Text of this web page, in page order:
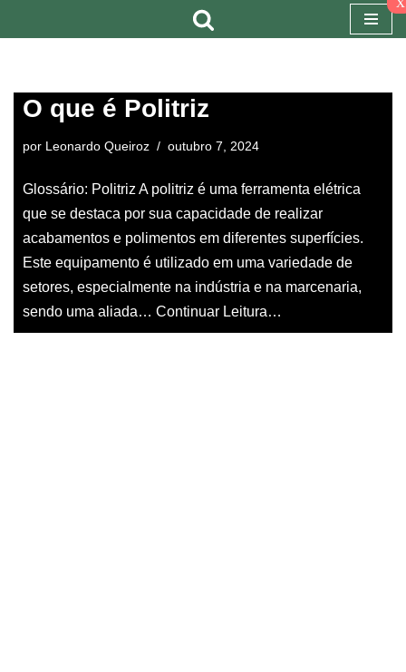
conteúdo
O que é Politriz
por Leonardo Queiroz outubro 7, 2024
Glossário: Politriz A politriz é uma ferramenta elétrica
que se destaca por sua capacidade de realizar
acabamentos e polimentos em diferentes superfícies.
Este equipamento é utilizado em uma variedade de
setores, especialmente na indústria e na marcenaria,
sendo uma aliada… Continuar Leitura…